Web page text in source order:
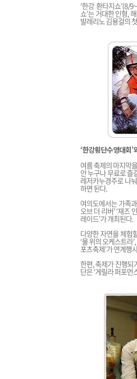
‘한강 환타지쇼’(8/
쇼’는 거대한 인형,
발레리노 김용걸의
‘한강횡단수영대회
여름 축제의 마지막
안 누구나 무료로 즐
레저카누경주로 나
하면 된다.
여의도에서는 가족
오브 더 리버’ ‘재즈
레이드’가 개최된다.
다양한 자연을 체험
‘물 위의 오케스트라
포츠축제’가 연계행
한편, 축제가 진행되
단은 ‘게릴라 퍼포먼